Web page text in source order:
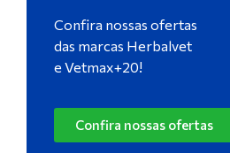
Confira nossas ofertas
das marcas Herbalvet
e Vetmax+20!
Confira nossas ofertas